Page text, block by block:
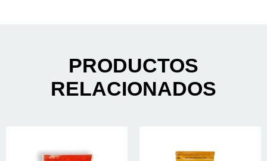
PRODUCTOS
RELACIONADOS